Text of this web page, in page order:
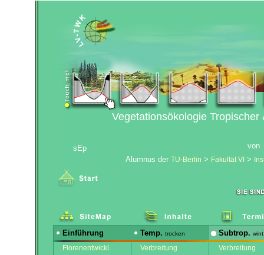
Vegetationsökologie
sEp von
Alumnus der TU-Berlin > Fakultät VI>
Einführung Temp. trocken Subtrop.
Florenentwickl. Verbreitung
Verbreitung